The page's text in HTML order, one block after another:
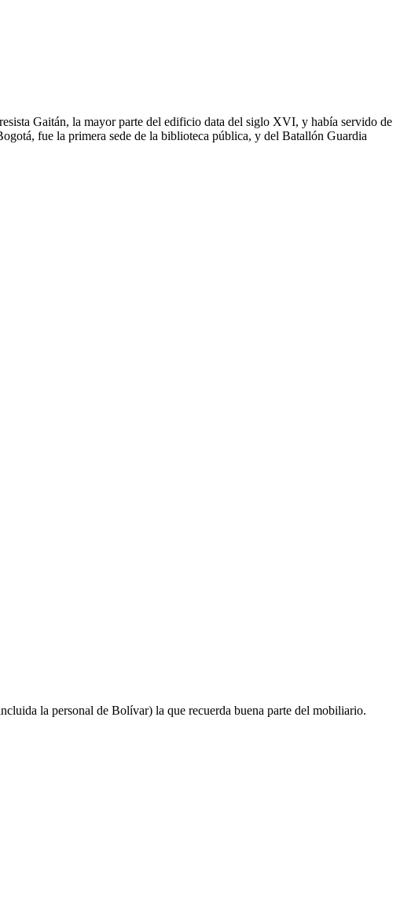
Gaitán, la mayor parte del edificio data del siglo XVI, y había servido de
fue la primera sede de la biblioteca pública, y del Batallón Guardia
la personal de Bolívar) la que recuerda buena parte del mobiliario.